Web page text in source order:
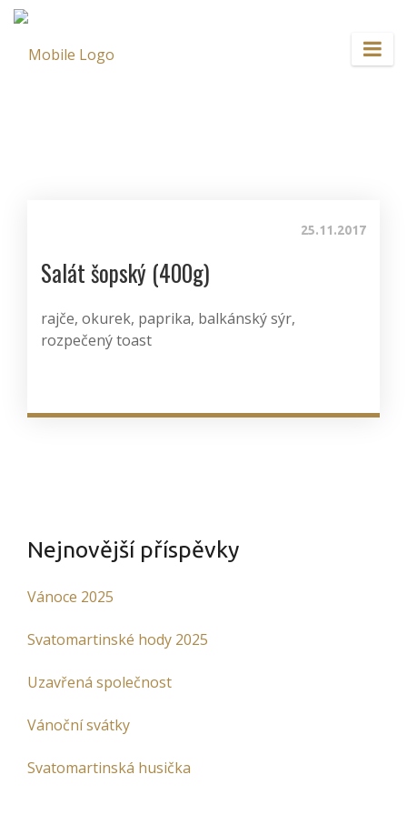
25.11.2017
Salát šopský (400g)
rajče, okurek, paprika, balkánský sýr,
rozpečený toast
Nejnovější příspěvky
Vánoce 2025
Svatomartinské hody 2025
Uzavřená společnost
Vánoční svátky
Svatomartinská husička